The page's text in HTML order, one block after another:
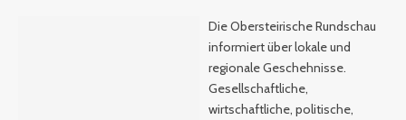
Die Obersteirische Rundschau
informiert über lokale und
regionale Geschehnisse.
Gesellschaftliche,
wirtschaftliche, politische,